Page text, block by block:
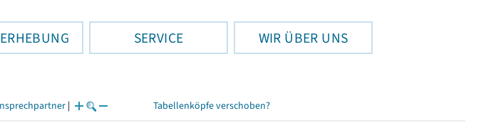
SERVICE WIR ÜBER UNS
| Tabellenköpfe verschoben?